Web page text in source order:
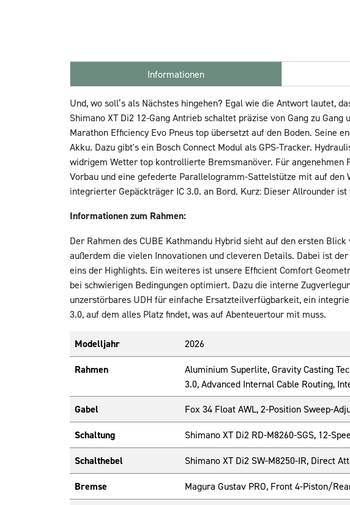
Informationen
Und, wo soll’s als Nächstes hingehen? Egal wie die Antwort lautet,
Shimano XT Di2 12-Gang Antrieb schaltet präzise von Gang zu
Marathon Efficiency Evo Pneus top übersetzt auf den Boden. Seine
Akku. Dazu gibt's ein Bosch Connect Modul als GPS-Tracker.
widrigem Wetter top kontrollierte Bremsmanöver. Für
Vorbau und eine gefederte Parallelogramm-Sattelstütze mit auf den
integrierter Gepäckträger IC 3.0. an Bord. Kurz: Dieser Allrounder
Informationen zum Rahmen:
Der Rahmen des CUBE Kathmandu Hybrid sieht auf den ersten
außerdem die vielen Innovationen und cleveren Details. Dabei ist
eins der Highlights. Ein weiteres ist unsere Efficient Comfort
bei schwierigen Bedingungen optimiert. Dazu die interne
unzerstörbares UDH für einfache Ersatzteilverfügbarkeit, ein
3.0, auf dem alles Platz findet, was auf Abenteuertour mit muss.
Modelljahr 2026
Rahmen
Aluminium Superlite, Gravity Casting
3.0, Advanced Internal Cable Routing,
Gabel Fox 34 Float AWL, 2-Position Sweep-
Schaltung Shimano XT Di2 RD-M8260-SGS, 12-
Schalthebel Shimano XT Di2 SW-M8250-IR, Direct
Bremse Magura Gustav PRO, Front 4-Piston/